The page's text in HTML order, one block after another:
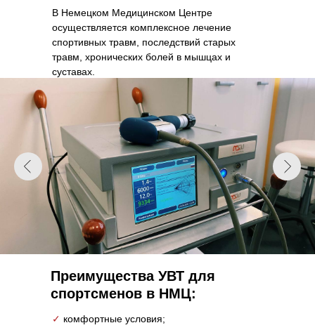
В Немецком Медицинском Центре
осуществляется комплексное лечение
спортивных травм, последствий старых
травм, хронических болей в мышцах и
суставах.
✓ комфортные условия;
Преимущества УВТ для
спортсменов в НМЦ: